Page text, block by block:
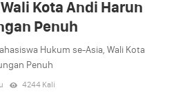
Kota Andi Harun
Penuh
Hukum se-Asia, Wali Kota
Penuh
4244 Kali